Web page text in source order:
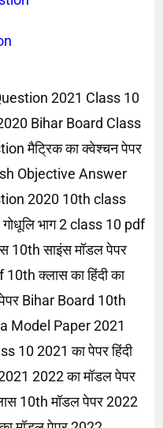
2021 Class 10
Bihar Board Class
मैट्रिक का क्वेश्चन पेपर
Objective Answer
2020 10th class
भाग 2 class 10 pdf
10th साइंस मॉडल पेपर
क्लास का हिंदी का
पेपर Bihar Board 10th
Model Paper 2021
10 2021 का पेपर हिंदी
2022 का मॉडल पेपर
10th मॉडल पेपर 2022